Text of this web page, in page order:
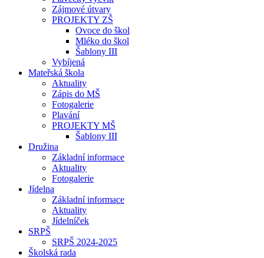
Zájmové útvary
PROJEKTY ZŠ
Ovoce do škol
Mléko do škol
Šablony III
Vybíjená
Mateřská škola
Aktuality
Zápis do MŠ
Fotogalerie
Plavání
PROJEKTY MŠ
Šablony III
Družina
Základní informace
Aktuality
Fotogalerie
Jídelna
Základní informace
Aktuality
Jídelníček
SRPŠ
SRPŠ 2024-2025
Školská rada